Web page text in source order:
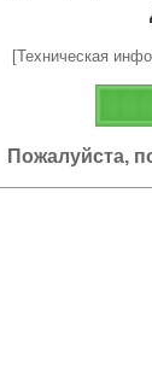
[Техническая
Пожалуйста,